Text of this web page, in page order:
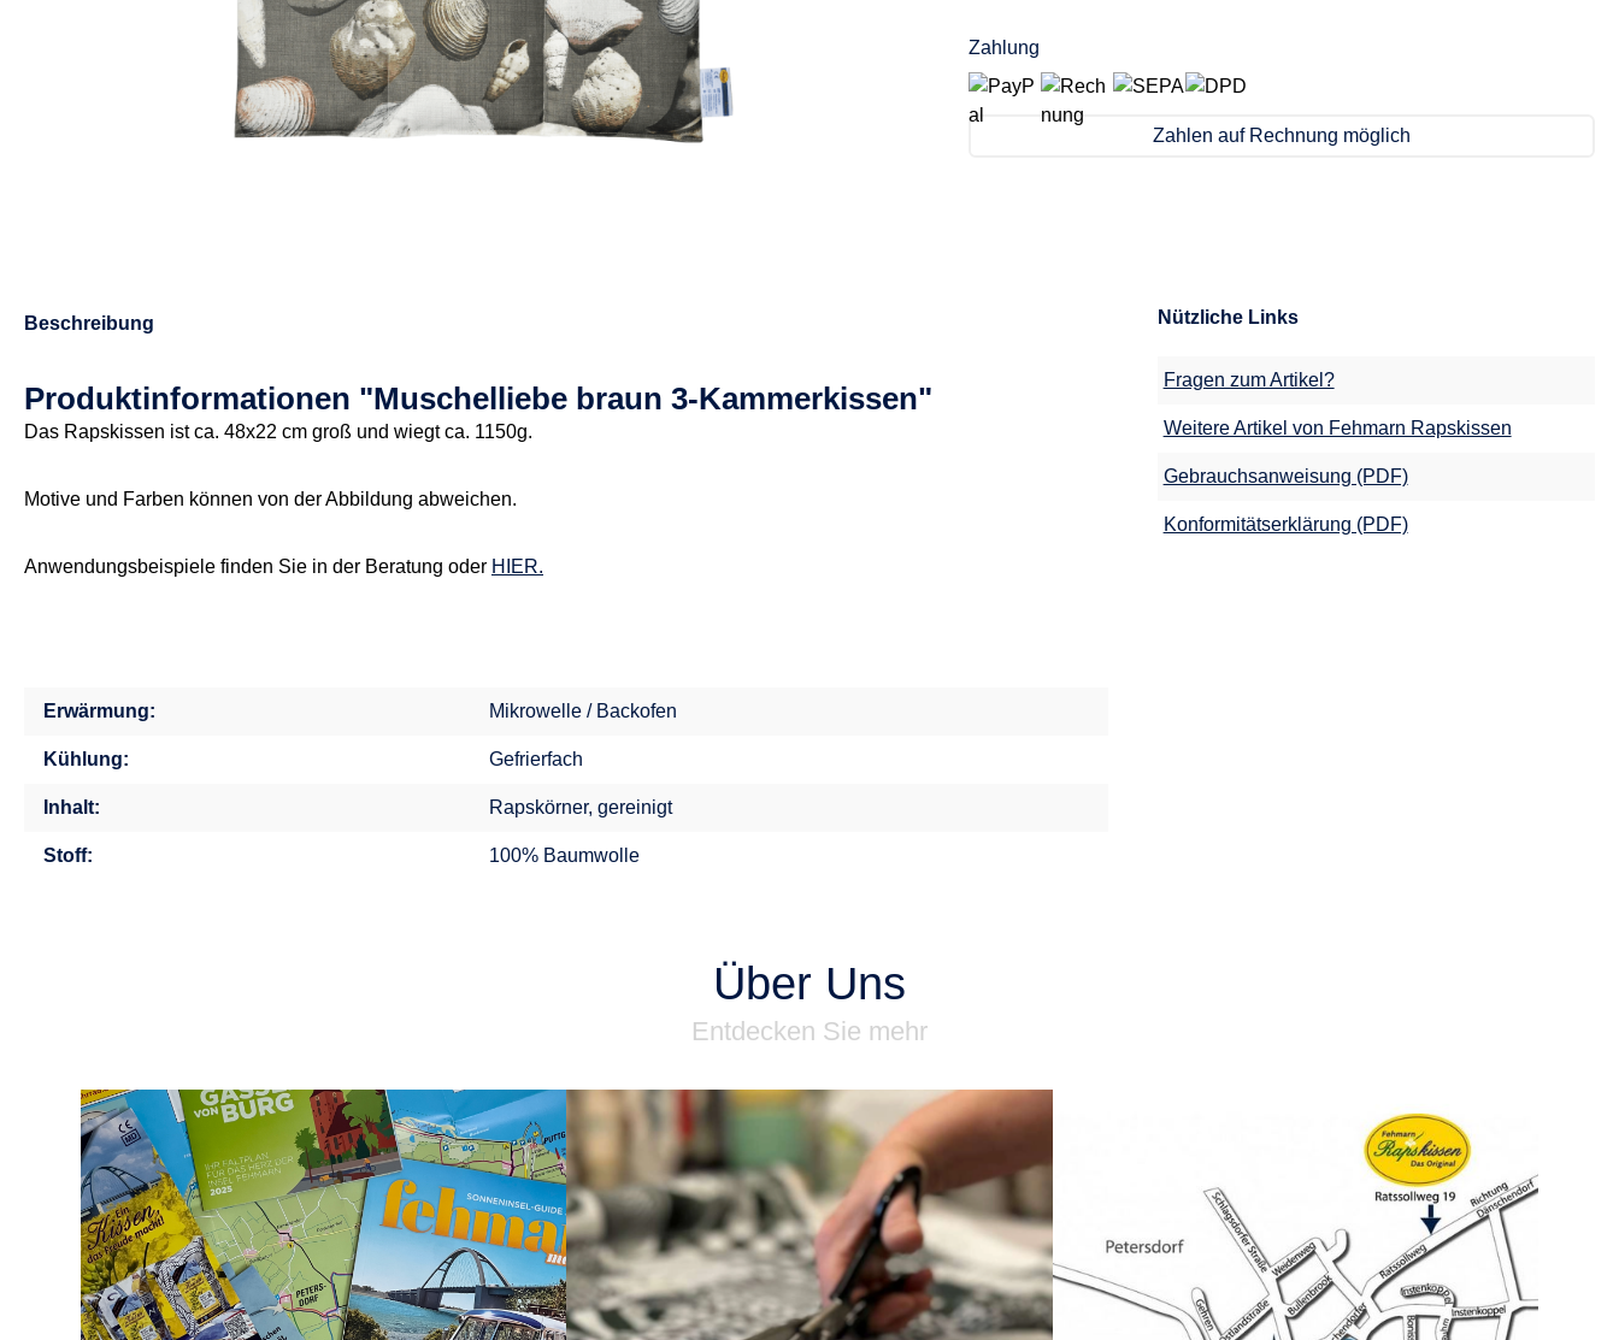
Zahlung
Zahlen auf Rechnung möglich
Beschreibung
Produktinformationen "Muschelliebe braun 3-Kammerkissen"
Das Rapskissen ist ca. 48x22 cm groß und wiegt ca. 1150g.
Motive und Farben können von der Abbildung abweichen.
Anwendungsbeispiele finden Sie in der Beratung oder HIER.
Erwärmung: Mikrowelle / Backofen
Kühlung: Gefrierfach
Inhalt: Rapskörner, gereinigt
Stoff: 100% Baumwolle
Nützliche Links
Fragen zum Artikel?
Weitere Artikel von Fehmarn Rapskissen
Gebrauchsanweisung (PDF)
Konformitätserklärung (PDF)
Über Uns
Entdecken Sie mehr